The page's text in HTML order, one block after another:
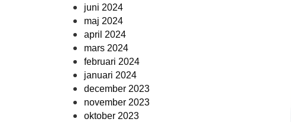
juni 2024
maj 2024
april 2024
mars 2024
februari 2024
januari 2024
december 2023
november 2023
oktober 2023